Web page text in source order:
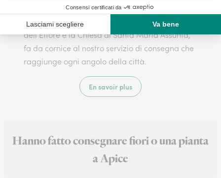
emozioni in splendide composizioni floreali. Il
centro storico, con il suggestivo Castello
dell’Ettore e la Chiesa di Santa Maria Assunta,
fa da cornice al nostro servizio di consegna che
raggiunge ogni angolo della città.
En savoir plus
Hanno fatto consegnare fiori o una pianta
a Apice